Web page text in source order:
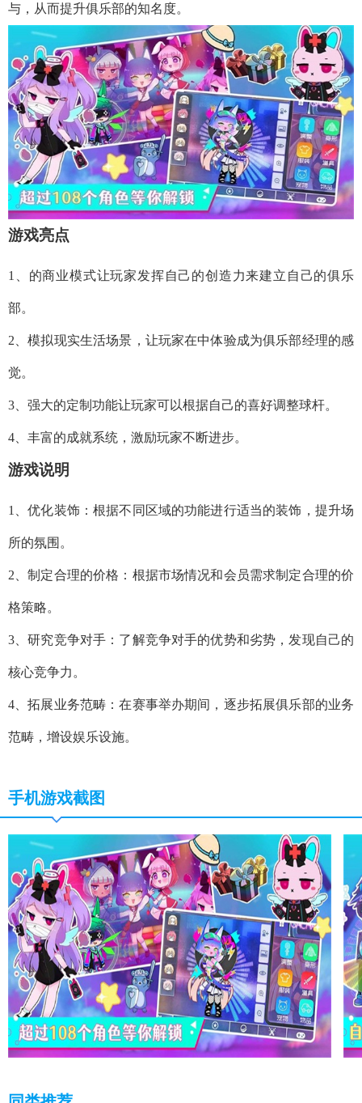
与，从而提升俱乐部的知名度。
游戏亮点
1、的商业模式让玩家发挥自己的创造力来建立自己的俱乐
部。
2、模拟现实生活场景，让玩家在中体验成为俱乐部经理的感
觉。
3、强大的定制功能让玩家可以根据自己的喜好调整球杆。
4、丰富的成就系统，激励玩家不断进步。
游戏说明
1、优化装饰：根据不同区域的功能进行适当的装饰，提升场
所的氛围。
2、制定合理的价格：根据市场情况和会员需求制定合理的价
格策略。
3、研究竞争对手：了解竞争对手的优势和劣势，发现自己的
核心竞争力。
4、拓展业务范畴：在赛事举办期间，逐步拓展俱乐部的业务
范畴，增设娱乐设施。
手机游戏截图